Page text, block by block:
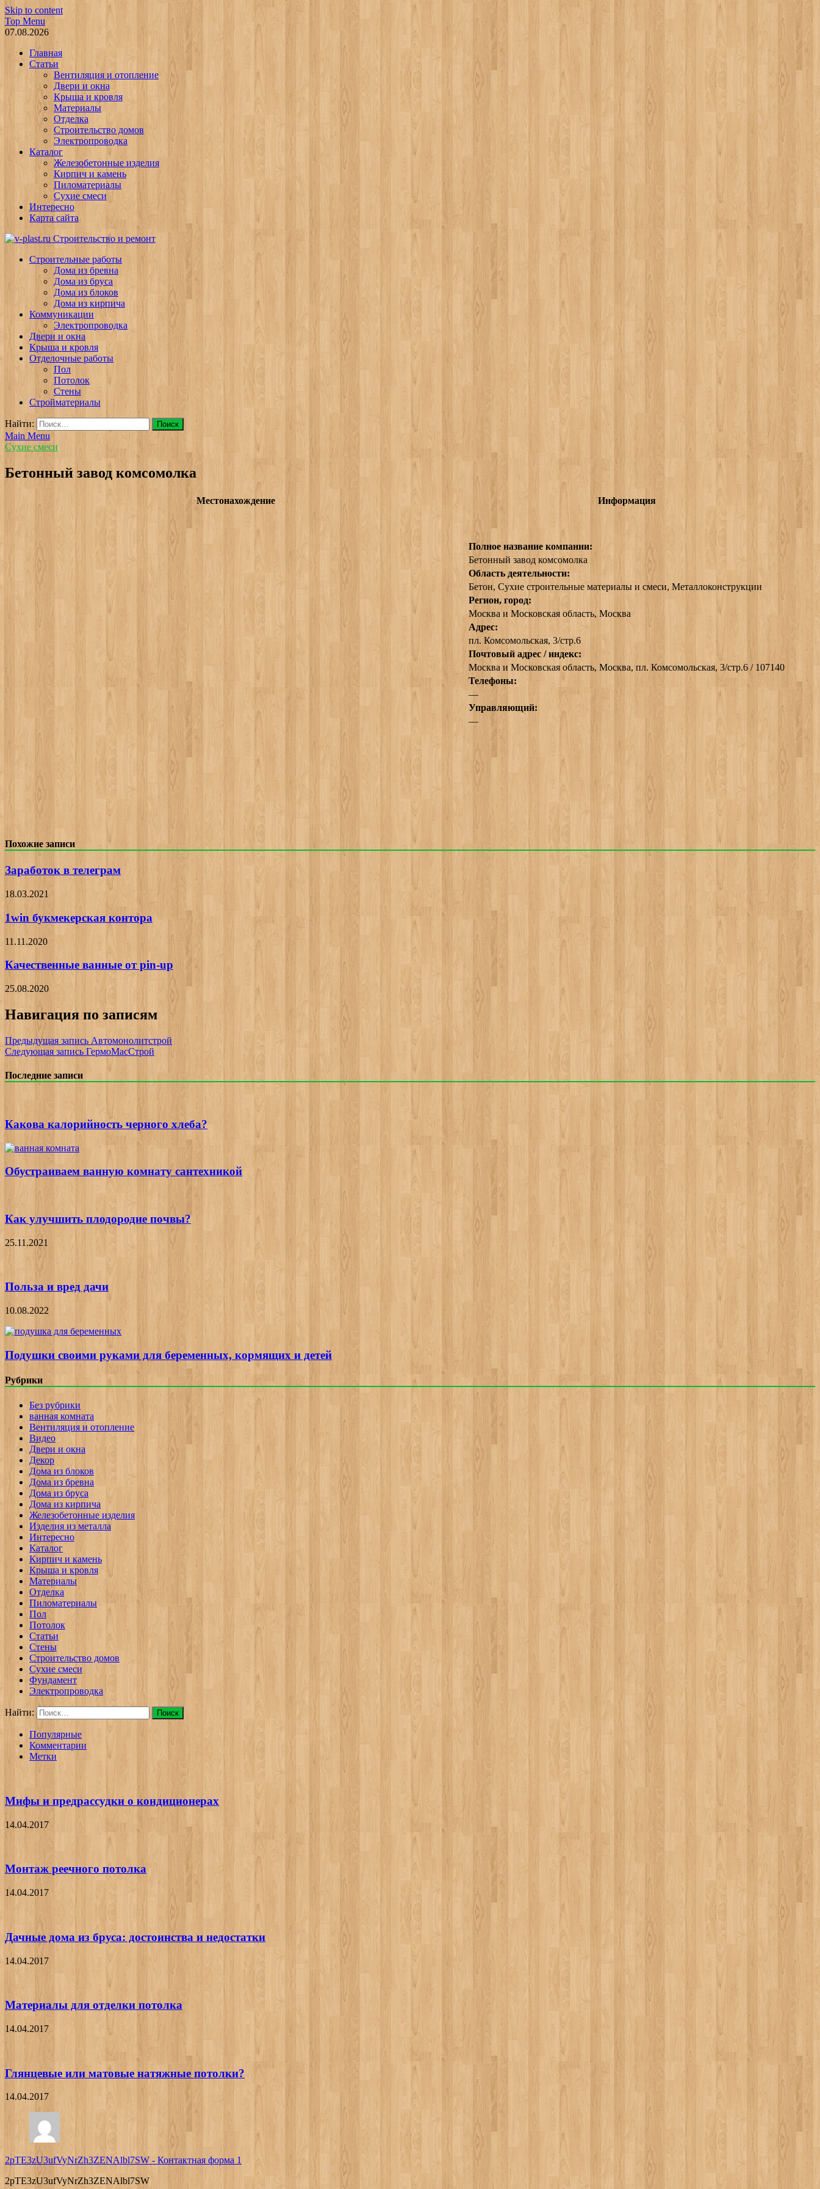
Skip to content
Top Menu
07.08.2026
Главная
Статьи
Вентиляция и отопление
Двери и окна
Крыша и кровля
Материалы
Отделка
Строительство домов
Электропроводка
Каталог
Железобетонные изделия
Кирпич и камень
Пиломатериалы
Сухие смеси
Интересно
Карта сайта
v-plast.ru Строительство и ремонт
Строительные работы
Дома из бревна
Дома из бруса
Дома из блоков
Дома из кирпича
Коммуникации
Электропроводка
Двери и окна
Крыша и кровля
Отделочные работы
Пол
Потолок
Стены
Стройматериалы
Найти:
Main Menu
Сухие смеси
Бетонный завод комсомолка
Местонахождение Информация
Полное название компании:
Бетонный завод комсомолка
Область деятельности:
Бетон, Сухие строительные материалы и смеси, Металлоконструкции
Регион, город:
Москва и Московская область, Москва
Адрес:
пл. Комсомольская, 3/стр.6
Почтовый адрес / индекс:
Москва и Московская область, Москва, пл. Комсомольская, 3/стр.6 / 107140
Телефоны:
—
Управляющий:
—
Похожие записи
Заработок в телеграм
18.03.2021
1win букмекерская контора
11.11.2020
Качественные ванные от pin-up
25.08.2020
Навигация по записям
Предыдущая запись Автомонолитстрой
Следующая запись ГермоМасСтрой
Последние записи
Какова калорийность черного хлеба?
Обустраиваем ванную комнату сантехникой
Как улучшить плодородие почвы?
25.11.2021
Польза и вред дачи
10.08.2022
Подушки своими руками для беременных, кормящих и детей
Рубрики
Без рубрики
ванная комната
Вентиляция и отопление
Видео
Двери и окна
Декор
Дома из блоков
Дома из бревна
Дома из бруса
Дома из кирпича
Железобетонные изделия
Изделия из металла
Интересно
Каталог
Кирпич и камень
Крыша и кровля
Материалы
Отделка
Пиломатериалы
Пол
Потолок
Статьи
Стены
Строительство домов
Сухие смеси
Фундамент
Электропроводка
Найти:
Популярные
Комментарии
Метки
Мифы и предрассудки о кондиционерах
14.04.2017
Монтаж реечного потолка
14.04.2017
Дачные дома из бруса: достоинства и недостатки
14.04.2017
Материалы для отделки потолка
14.04.2017
Глянцевые или матовые натяжные потолки?
14.04.2017
2pTE3zU3ufVyNrZh3ZENAlbl7SW - Контактная форма 1
2pTE3zU3ufVyNrZh3ZENAlbl7SW